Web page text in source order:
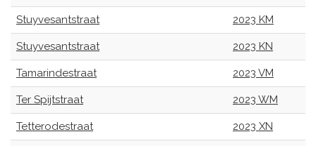
Stuyvesantstraat 2023 KM
Stuyvesantstraat 2023 KN
Tamarindestraat 2023 VM
Ter Spijtstraat 2023 WM
Tetterodestraat 2023 XN